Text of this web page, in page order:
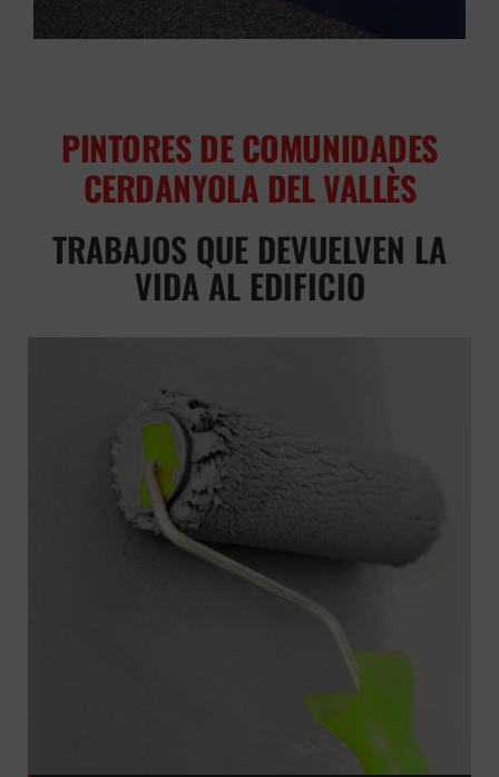
PINTORES DE COMUNIDADES
CERDANYOLA DEL VALLÈS
TRABAJOS QUE DEVUELVEN LA
VIDA AL EDIFICIO